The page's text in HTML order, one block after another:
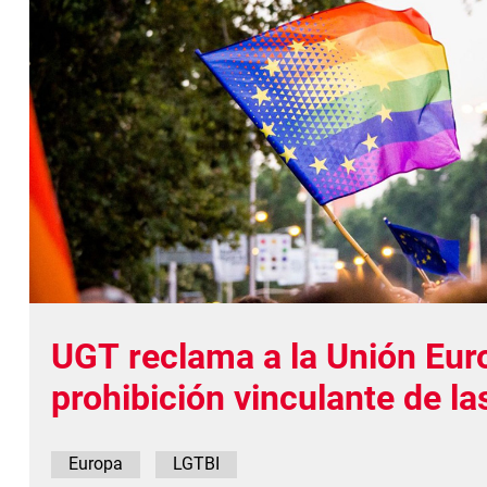
UGT reclama a la Unión
prohibición vinculante de
Europa LGTBI